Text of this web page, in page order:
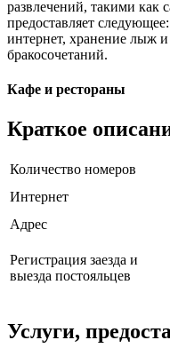
развлечений, такими как
предоставляет
интернет, хранение лыж
бракосочетаний.
Кафе и рестораны
Краткое
Количество номеров
Интернет
Адрес
Регистрация заезда и
выезда постояльцев
Услуги,